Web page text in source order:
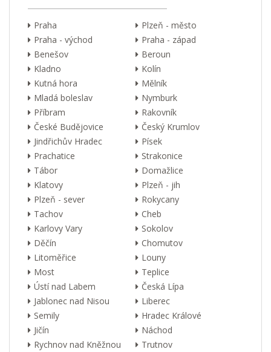
Praha
Plzeň - město
Praha - východ
Praha - západ
Benešov
Beroun
Kladno
Kolín
Kutná hora
Mělník
Mladá boleslav
Nymburk
Příbram
Rakovník
České Budějovice
Český Krumlov
Jindřichův Hradec
Písek
Prachatice
Strakonice
Tábor
Domažlice
Klatovy
Plzeň - jih
Plzeň - sever
Rokycany
Tachov
Cheb
Karlovy Vary
Sokolov
Děčín
Chomutov
Litoměřice
Louny
Most
Teplice
Ústí nad Labem
Česká Lípa
Jablonec nad Nisou
Liberec
Semily
Hradec Králové
Jičín
Náchod
Rychnov nad Kněžnou
Trutnov